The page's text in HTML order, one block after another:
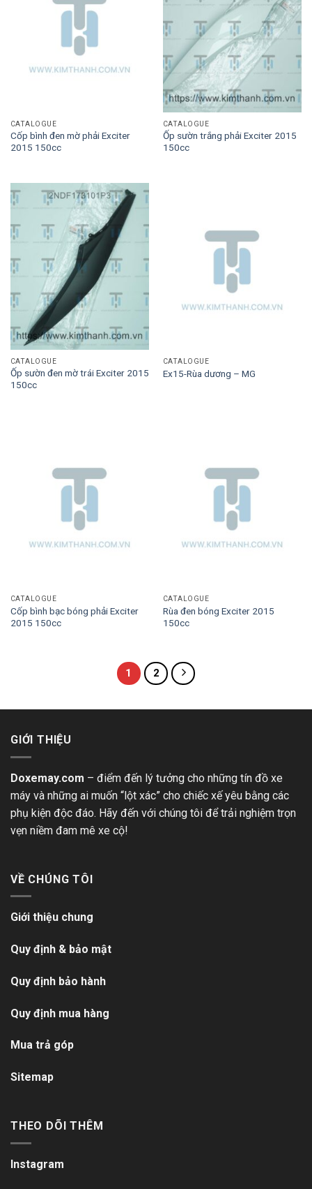
CATALOGUE
Cốp bình đen mờ phải Exciter
2015 150cc
CATALOGUE
Ốp sườn trắng phải Exciter 2015
150cc
CATALOGUE
Ốp sườn đen mờ trái Exciter 2015
150cc
CATALOGUE
Ex15-Rùa dương – MG
CATALOGUE
Cốp bình bạc bóng phải Exciter
2015 150cc
CATALOGUE
Rùa đen bóng Exciter 2015
150cc
1 2
GIỚI THIỆU
Doxemay.com – điểm đến lý tưởng cho những tín đồ xe
máy và những ai muốn “lột xác” cho chiếc xế yêu bằng các
phụ kiện độc đáo. Hãy đến với chúng tôi để trải nghiệm trọn
vẹn niềm đam mê xe cộ!
VỀ CHÚNG TÔI
Giới thiệu chung
Quy định & bảo mật
Quy định bảo hành
Quy định mua hàng
Mua trả góp
Sitemap
THEO DÕI THÊM
Instagram